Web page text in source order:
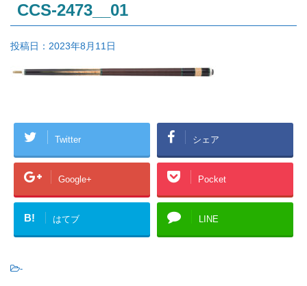
CCS-2473__01
投稿日： 2023年8月11日
Twitter シェア
Google+ Pocket
B! はてブ LINE
-